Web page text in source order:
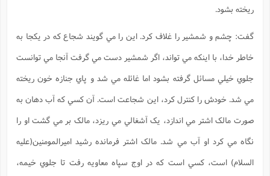
ريخته بشود.
گفت: چشم و شمشير را غلاف کرد. اين را مي گويند شجاع که در يکجا به
خاطر خدا، با اينکه مي تواند، اگر شمشير دست مي گرفت آنجا مي توانست
جلوي خيلي مسائل گرفته بشود اما غائله مي شد و پاي جنازه خون ريخته
مي شد. خودش را کنترل کرد، اين شجاعت است. آن کسي که آب دهان به
صورت مالک اشتر مي اندازد، يک آشغالي مي ريزد، مالک بر مي گشت او را
نگاه مي کرد او آب مي شد. مالک اشتر فرمانده رشيد اميرالمومنين(علیه
السلام) است، کسي است که در اوج سپاه معاويه رفت تا جلوي خيمه،